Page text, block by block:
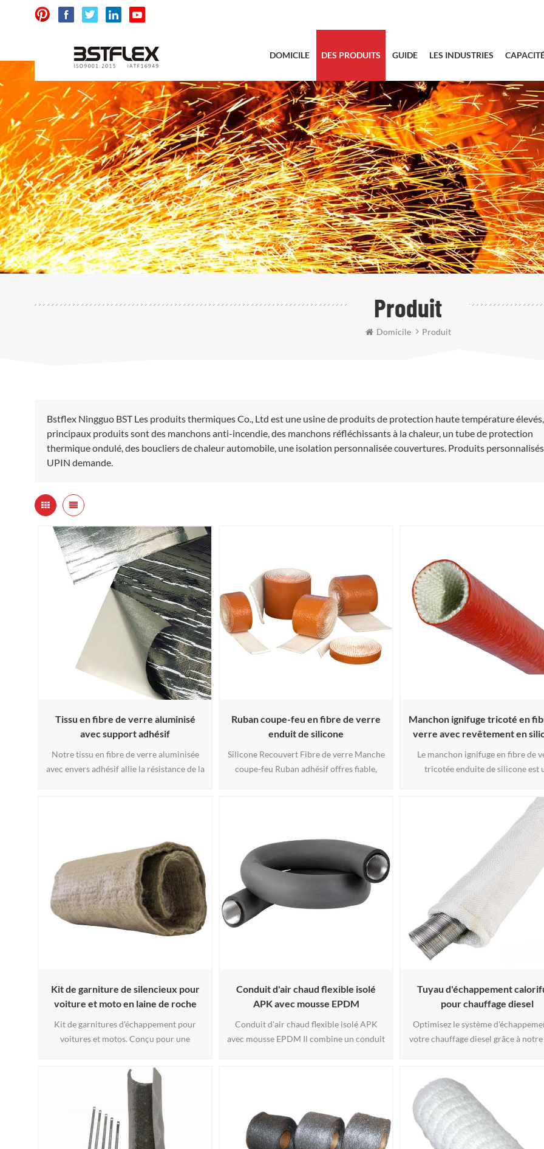
DOMICILE DES PRODUITS GUIDE LES INDUSTRIES
Produit
Domicile Produit
Bstflex Ningguo BST Les produits thermiques Co., Ltd est une usine de produits de protection haute température
principaux produits sont des manchons anti-incendie, des manchons réfléchissants à la chaleur, un tube de protection
thermique ondulé, des boucliers de chaleur automobile, une isolation personnalisée couvertures. Produits personnalisés
UPIN demande.
Tissu en fibre de verre aluminisé
avec support adhésif
Notre tissu en fibre de verre aluminisée
avec envers adhésif allie la résistance de la
excellente résistance aux flammes, ce qui
le rend idéal pour les environnements à
forte chaleur. Grâce à son envers adhésif3
Ruban coupe-feu en fibre de verre
enduit de silicone
Silicone Recouvert Fibre de verre Manche
coupe-feu Ruban adhésif offres fiable,
silicone caoutchouc- ce ruban adhésif
fournit excellent résistance à fondu
éclabousser, direct flamme, et 3
Manchon ignifuge tricoté en
verre avec revêtement en
Le manchon ignifuge en fibre de
tricotée enduite de silicone est
résistant aux hautes températures,
pour les tuyaux, câbles et fils.
d'une âme en fibre de verre
enduit de silicone ignifuge, il
chaleur, à l'abrasion et aux
Impression de logo personnalisable
Kit de garniture de silencieux pour
voiture et moto en laine de roche
Kit de garnitures d'échappement pour
voitures et motos. Conçu pour une
chaleur supérieures (jusqu'à 1 100 °C),
notre matériau de garniture
d'échappement optimise les performances
des silencieux des systèmes automobiles et
motos. Sa composition minérale dense et
incombustible assure une durabilité
Conduit d'air chaud flexible isolé
APK avec mousse EPDM
Conduit d'air chaud flexible isolé APK
avec mousse EPDM Il combine un conduit
exceptionnelles. Conçu pour les
environnements exigeants, il résiste aux
températures élevées tout en minimisant
Tuyau d'échappement
pour chauffage diesel
Optimisez le système
votre chauffage diesel grâce à
non siliconé, cette solution
offre une protection thermique
pour les tuyaux de petit diamètre
espaces restreints. Choisissez entre
conception tubulaire à3